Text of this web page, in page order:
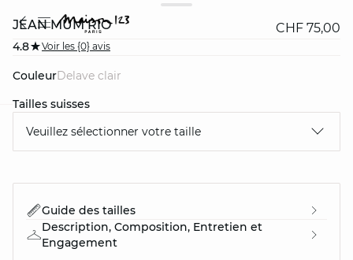
JEAN MUM RIO CHF 75,00
4.8 Voir les {0} avis
Couleur
delave clair
Tailles suisses
Veuillez sélectionner votre taille
Guide des tailles
Description, Composition, Entretien et
Engagement